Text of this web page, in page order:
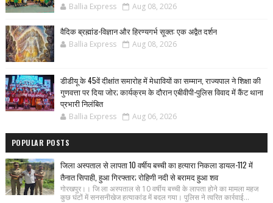
Ballia Express Aug 08, 2026
वैदिक ब्रह्मांड-विज्ञान और हिरण्यगर्भ सूक्त: एक अद्वैत दर्शन
Ballia Express Aug 08, 2026
डीडीयू के 45वें दीक्षांत समारोह में मेधावियों का सम्मान, राज्यपाल ने शिक्षा की
गुणवत्ता पर दिया जोर; कार्यक्रम के दौरान एबीवीपी-पुलिस विवाद में कैंट थाना
प्रभारी निलंबित
Ballia Express Aug 06, 2026
POPULAR POSTS
जिला अस्पताल से लापता 10 वर्षीय बच्ची का हत्यारा निकला डायल-112 में
तैनात सिपाही, हुआ गिरफ्तार; रोहिणी नदी से बरामद हुआ शव
गोरखपुर।। जि ला अस्पताल से 10 वर्षीय बच्ची के लापता होने का मामला महज
कुछ घंटों में सनसनीखेज हत्याकांड में बदल गया। पुलिस ने त्वरित कार्रवाई...